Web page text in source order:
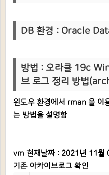
DB 환경 : Oracle
방법 : 오라클 19c
브 로그 정리 방법
윈도우 환경에서 rman 을 이
는 방법을 설명함
vm 현재날짜 : 2021년 11월
기존 아카이브로그 확인